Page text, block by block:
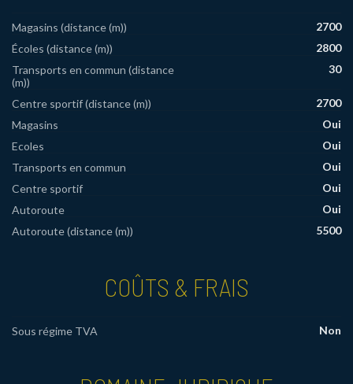
Magasins (distance (m))
2700
Écoles (distance (m))
2800
Transports en commun (distance
(m))
30
Centre sportif (distance (m))
2700
Magasins
Oui
Ecoles
Oui
Transports en commun
Oui
Centre sportif
Oui
Autoroute
Oui
Autoroute (distance (m))
5500
COÛTS & FRAIS
Sous régime TVA Non